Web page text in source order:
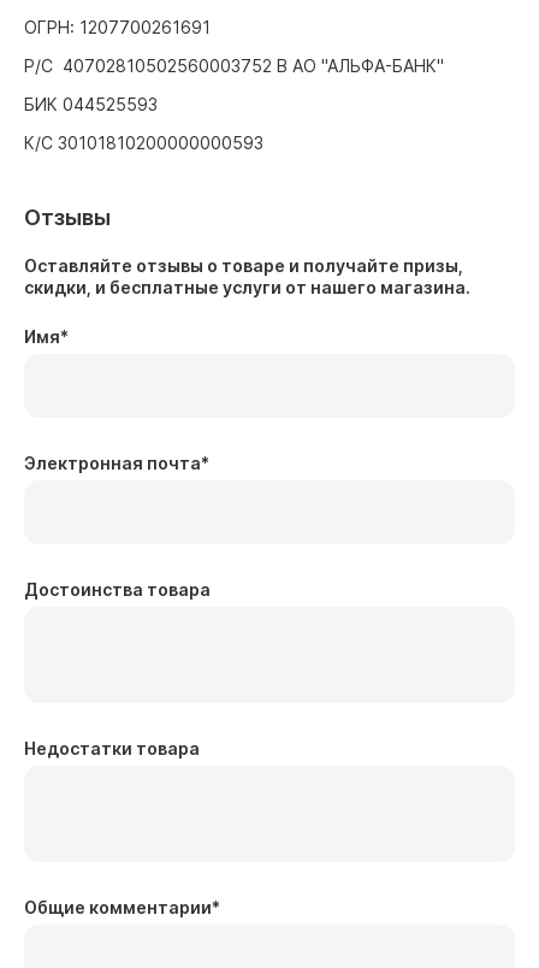
ОГРН: 1207700261691
Р/С 40702810502560003752 В АО "АЛЬФА-БАНК"
БИК 044525593
К/С 30101810200000000593
Отзывы
Оставляйте отзывы о товаре и получайте призы,
скидки, и бесплатные услуги от нашего магазина.
Имя*
Электронная почта*
Достоинства товара
Недостатки товара
Общие комментарии*